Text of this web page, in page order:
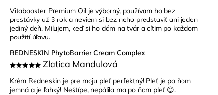
Vitabooster Premium Oil je výborný, používam ho bez
prestávky už 3 rok a neviem si bez neho predstaviť ani jeden
jediný deň. Milujem, keď si ho dám na tvár a cítim po každom
použití úľavu.
REDNESKIN PhytoBarrier Cream Complex
Zlatica Mandulová
Krém Redneskin je pre moju pleť perfektný! Pleť je po ňom
jemná a je ľahký! Neštípe, nepálila ma po ňom pleť 😊.